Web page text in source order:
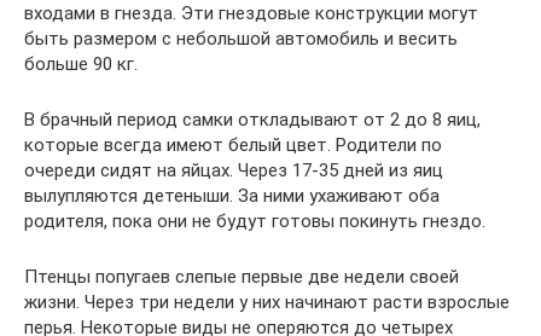
входами в гнезда. Эти гнездовые конструкции могут
быть размером с небольшой автомобиль и весить
больше 90 кг.
В брачный период самки откладывают от 2 до 8 яиц,
которые всегда имеют белый цвет. Родители по
очереди сидят на яйцах. Через 17-35 дней из яиц
вылупляются детеныши. За ними ухаживают оба
родителя, пока они не будут готовы покинуть гнездо.
Птенцы попугаев слепые первые две недели своей
жизни. Через три недели у них начинают расти взрослые
перья. Некоторые виды не оперяются до четырех